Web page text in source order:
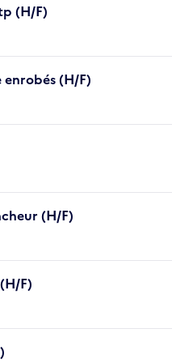
(H/F)
(H/F)
(H/F)
F)